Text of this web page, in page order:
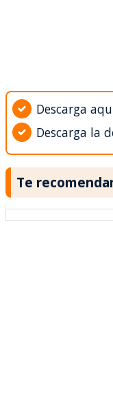
Descarga
Descarga la
Te